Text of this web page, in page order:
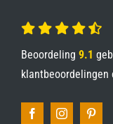
Beoordeling 9.1
klantbeoordelingen